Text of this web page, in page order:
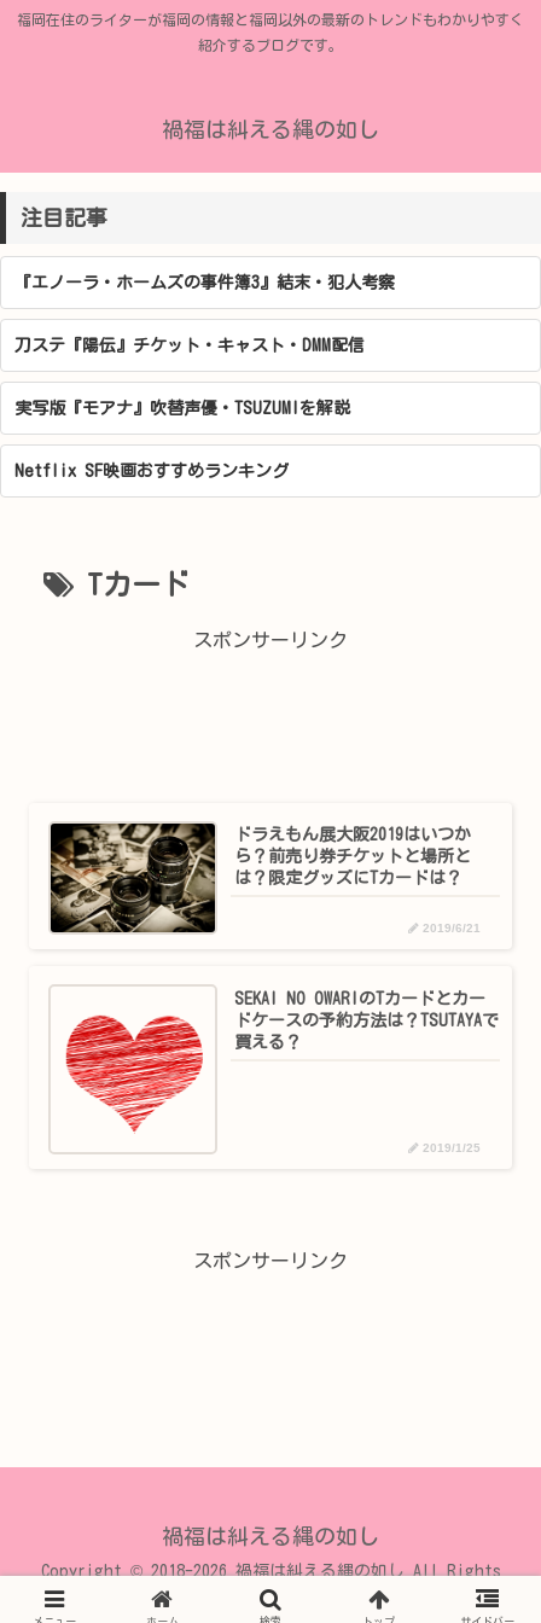
福岡在住のライターが福岡の情報と福岡以外の最新のトレンドもわかりやすく
紹介するブログです。
禍福は糾える縄の如し
注目記事
『エノーラ・ホームズの事件簿3』結末・犯人考察
刀ステ『陽伝』チケット・キャスト・DMM配信
実写版『モアナ』吹替声優・TSUZUMIを解説
Netflix SF映画おすすめランキング
Tカード
スポンサーリンク
ドラえもん展大阪2019はいつか
ら？前売り券チケットと場所と
は？限定グッズにTカードは？
2019/6/21
SEKAI NO OWARIのTカードとカー
ドケースの予約方法は？TSUTAYAで
買える？
2019/1/25
スポンサーリンク
禍福は糾える縄の如し
Copyright © 2018-2026 禍福は糾える縄の如し All Rights
Reserved.